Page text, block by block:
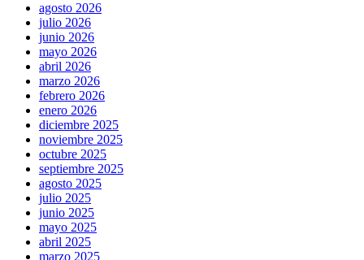
agosto 2026
julio 2026
junio 2026
mayo 2026
abril 2026
marzo 2026
febrero 2026
enero 2026
diciembre 2025
noviembre 2025
octubre 2025
septiembre 2025
agosto 2025
julio 2025
junio 2025
mayo 2025
abril 2025
marzo 2025